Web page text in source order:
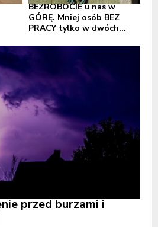
BEZROBOCIE u nas w
GÓRĘ. Mniej osób BEZ
PRACY tylko w dwóch...
przed burzami i